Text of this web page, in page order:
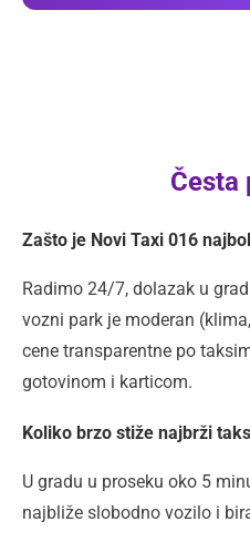
Česta
Zašto je Novi Taxi 016
Radimo 24/7, dolazak u
vozni park je moderan
cene transparentne po
gotovinom i karticom.
Koliko brzo stiže najbrži
U gradu u proseku oko 5
najbliže slobodno vozilo i